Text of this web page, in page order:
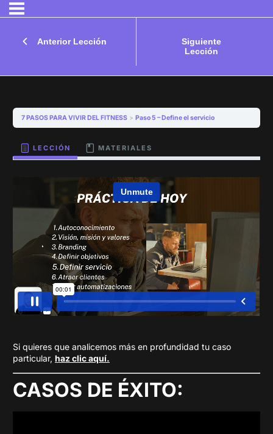
Anterior Lección
Siguiente
Lección
7 PASOS PARA VIVIR DEL FITNESS Paso 5 – Define el servicio
LECCIÓN MATERIALES
Si quieres que analicemos más en profundidad tu caso
particular, haz clic aquí.
CASOS DE ÉXITO: